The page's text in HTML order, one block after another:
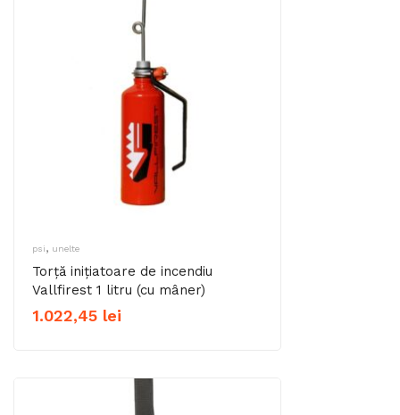
psi, unelte
Torță inițiatoare de incendiu
Vallfirest 1 litru (cu mâner)
1.022,45 lei